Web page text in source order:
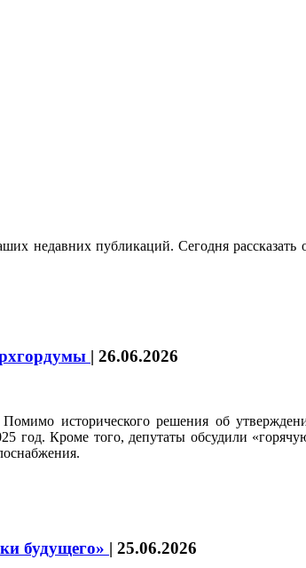
недавних публикаций. Сегодня
| 26.06.2026
исторического решения об
Кроме того, депутаты обсудили
будущего» | 25.06.2026